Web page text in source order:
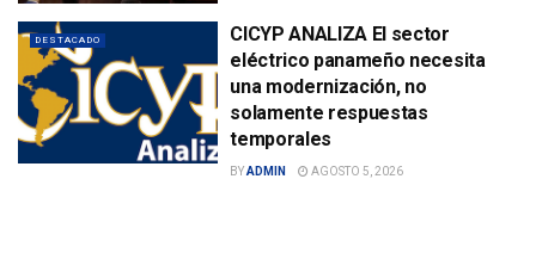
DESTACADO
CICYP ANALIZA El sector
eléctrico panameño necesita
una modernización, no
solamente respuestas
temporales
BYADMIN AGOSTO 5, 2026